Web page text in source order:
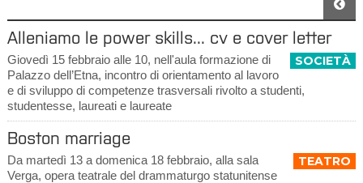
Alleniamo le power skills... cv e cover letter
SOCIETÀ
Giovedì 15 febbraio alle 10, nell'aula formazione di
Palazzo dell’Etna, incontro di orientamento al lavoro
e di sviluppo di competenze trasversali rivolto a studenti,
studentesse, laureati e laureate
Boston marriage
TEATRO
Da martedì 13 a domenica 18 febbraio, alla sala
Verga, opera teatrale del drammaturgo statunitense